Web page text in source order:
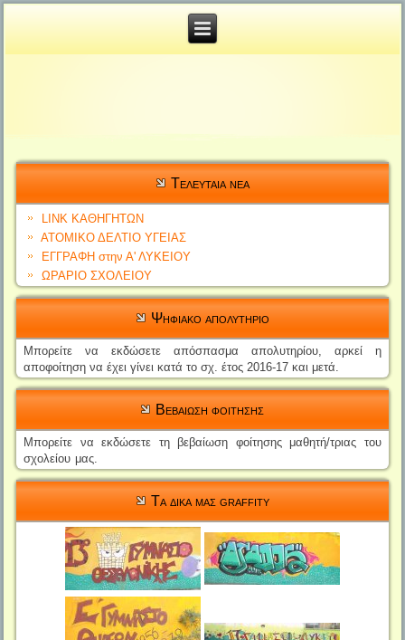
Tελευταια νεα
LINK ΚΑΘΗΓΗΤΩΝ
ΑΤΟΜΙΚΟ ΔΕΛΤΙΟ YΓΕΙΑΣ
ΕΓΓΡΑΦΗ στην Α' ΛΥΚΕΙΟΥ
ΩΡΑΡΙΟ ΣΧΟΛΕΙΟΥ
Ψηφιακο απολυτηριο
Μπορείτε να εκδώσετε απόσπασμα απολυτηρίου, αρκεί η
αποφοίτηση να έχει γίνεικατά το σχ. έτος 2016-17 και μετά.
Βεβαιωση φοιτησης
Μπορείτε να εκδώσετε τη βεβαίωση φοίτησης μαθητή/τριας του
σχολείου μας.
Τα δικα μας graffity